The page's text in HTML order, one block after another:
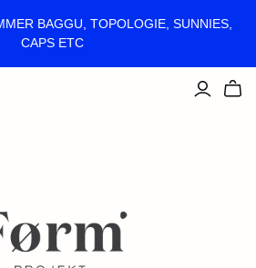
BAGGU, TOPOLOGIE, SUNNIES,
CAPS ETC